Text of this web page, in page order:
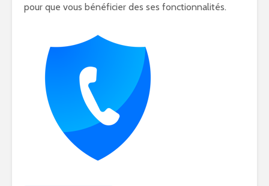
pour que vous bénéficier des ses fonctionnalités.